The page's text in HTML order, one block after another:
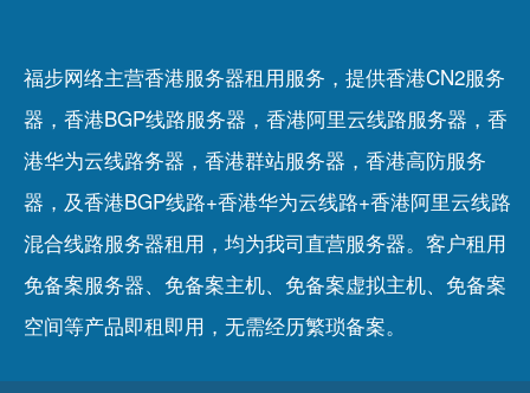
福步网络主营香港服务器租用服务，提供香港CN2服务
器，香港BGP线路服务器，香港阿里云线路服务器，香
港华为云线路务器，香港群站服务器，香港高防服务
器，及香港BGP线路+香港华为云线路+香港阿里云线路
混合线路服务器租用，均为我司直营服务器。客户租用
免备案服务器、 免备案主机、 免备案虚拟主机、 免备案
空间等产品即租即用，无需经历繁琐备案。